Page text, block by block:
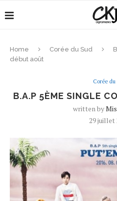
Home Corée du Sud
début août
Corée du
B.A.P 5ÈME SINGLE
written by
29 juillet